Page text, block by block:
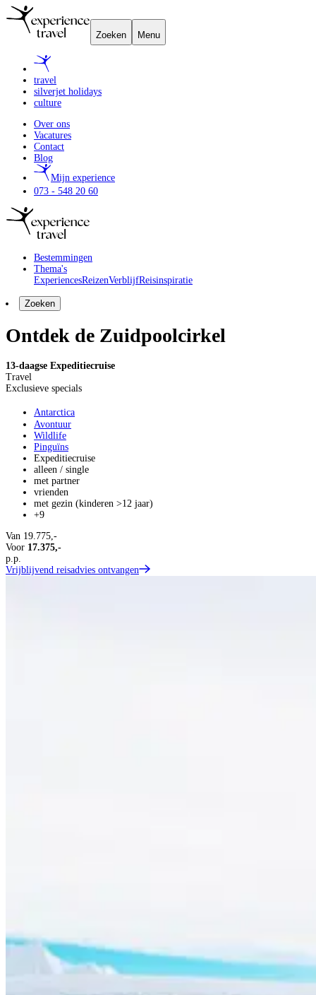
Zoeken Menu
travel
silverjet holidays
culture
Over ons
Vacatures
Contact
Blog
Mijn experience
073 - 548 20 60
Bestemmingen
Thema's
ExperiencesReizenVerblijfReisinspiratie
Zoeken
Ontdek de Zuidpoolcirkel
13-daagse Expeditiecruise
Travel
Exclusieve specials
Antarctica
Avontuur
Wildlife
Pinguïns
Expeditiecruise
alleen / single
met partner
vrienden
met gezin (kinderen >12 jaar)
+9
Van 19.775,-
Voor 17.375,-
p.p.
Vrijblijvend reisadvies ontvangen